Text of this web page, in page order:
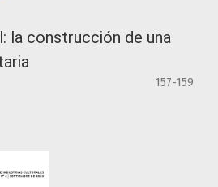
la construcción de una
157-159